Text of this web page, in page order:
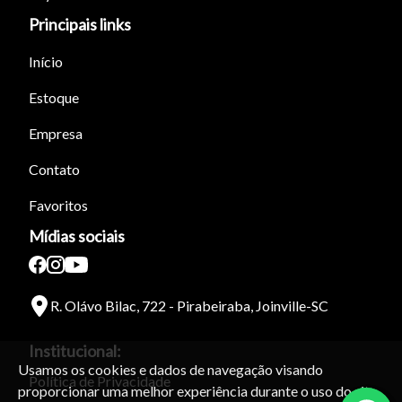
Usamos os cookies e dados de navegação visando
proporcionar uma melhor experiência durante o uso do site.
Principais links
Início
Estoque
Empresa
Contato
Favoritos
Mídias sociais
R. Olávo Bilac, 722 - Pirabeiraba, Joinville-SC
Institucional:
Política de Privacidade